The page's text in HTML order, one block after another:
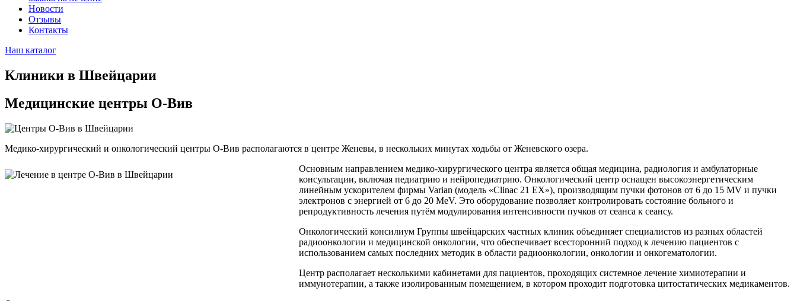
Новости
Отзывы
Контакты
Наш каталог
Клиники в Швейцарии
Медицинские центры О-Вив
Медико-хирургический и онкологический центры О-Вив располагаются в центре Женевы, в нескольких минутах ходьбы от Женевского озера.
Oсновным направлением медико-хирургического центра является общая медицина, радиология и амбулаторные
консультации, включая педиатрию и нейропедиатрию. Онкологический центр оснащен высокоэнергетическим
линейным ускорителем фирмы Varian (модель «Clinac 21 EX»), производящим пучки фотонов от 6 до 15 MV и пучки
электронов с энергией от 6 до 20 MeV. Это оборудование позволяет контролировать состояние больного и
репродуктивность лечения путём модулирования интенсивности пучков от сеанса к сеансу.
Онкологический консилиум Группы швейцарских частных клиник объединяет специалистов из разных областей
радиоонкологии и медицинской онкологии, что обеспечивает всесторонний подход к лечению пациентов с
использованием самых последних методик в области радиоонкологии, онкологии и онкогематологии.
Центр располагает несколькими кабинетами для пациентов, проходящих системное лечение химиотерапии и
иммунотерапии, а также изолированным помещением, в котором проходит подготовка цитостатических медикаментов.